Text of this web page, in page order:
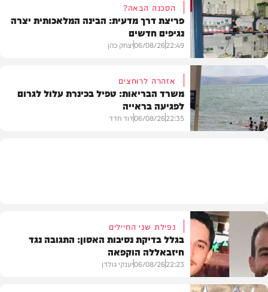
פוליטי
בריאות
הסכנה הבאה?
פריצת דרך מדעית: הבינה המלאכותית יצרה
נגיפים חדשים
22:49
06/08/26יצחק כהן
אזהרה לרוחצים
משרד הבריאות: טפיל בכינרת עלול לגרום
לפגיעה בראייה
22:35
06/08/26דוד חדד
נפילת שני החיילים
בגלל בדיקת נסיבות האסון: התגובה נגד
חיזבאללה הוקפאה
22:23
06/08/26יענקי גולדן